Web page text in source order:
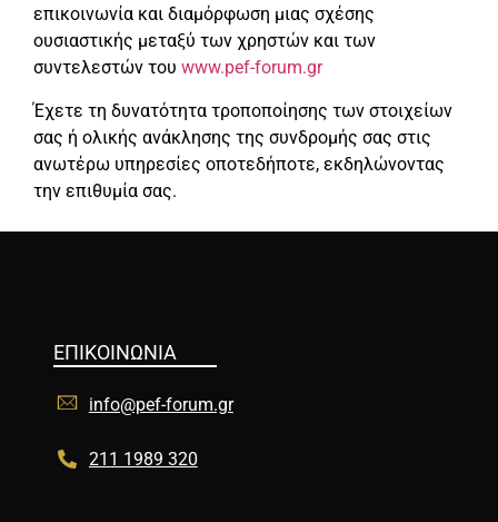
επικοινωνία και διαμόρφωση μιας σχέσης
ουσιαστικής μεταξύ των χρηστών και των
συντελεστών του www.pef-forum.gr
Έχετε τη δυνατότητα τροποποίησης των στοιχείων
σας ή ολικής ανάκλησης της συνδρομής σας στις
ανωτέρω υπηρεσίες οποτεδήποτε, εκδηλώνοντας
την επιθυμία σας.
ΕΠΙΚΟΙΝΩΝΙΑ
info@pef-forum.gr
211 1989 320